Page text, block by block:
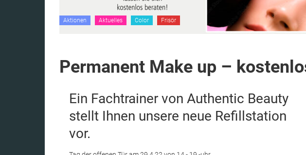
Aktionen Aktuelles Color Frisör
Permanent Make up –
Ein Fachtrainer von Authentic Beauty
stellt Ihnen unsere neue Refillstation
vor.